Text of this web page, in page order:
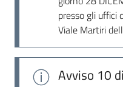
presso gli uffici
Viale Martiri
Avviso 10